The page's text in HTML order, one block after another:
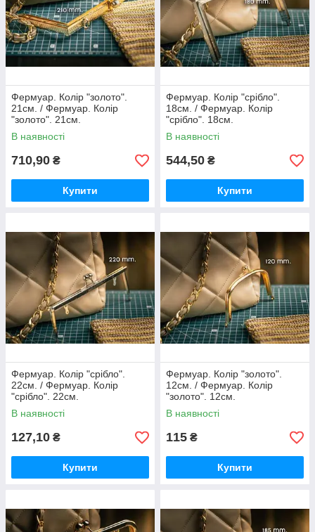
Фермуар. Колір "золото".
21см. / Фермуар. Колір
"золото". 21см.
В наявності
710,90 ₴
Купити
Фермуар. Колір "срібло".
18см. / Фермуар. Колір
"срібло". 18см.
В наявності
544,50 ₴
Купити
Фермуар. Колір "срібло".
22см. / Фермуар. Колір
"срібло". 22см.
В наявності
127,10 ₴
Купити
Фермуар. Колір "золото".
12см. / Фермуар. Колір
"золото". 12см.
В наявності
115 ₴
Купити